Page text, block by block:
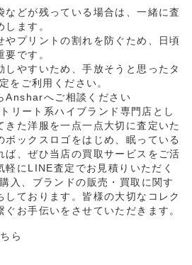
などが残っている場合は、一緒に査
ます。
やプリントの割れを防ぐため、日頃
です。
しやすいため、手放そうと思ったタ
をご利用ください。
Ansharへご相談ください
リート系ハイブランド専門店とし
きた洋服を一点一点大切に査定いた
ボックスロゴをはじめ、眠っている
ば、ぜひ当店の買取サービスをご活
軽にLINE査定でお見積りいただく
入、ブランドの販売・買取に関す
しております。皆様の大切なコレク
お手伝いをさせていただきます。
ら